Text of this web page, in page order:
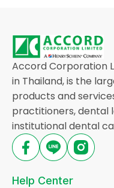
Accord Corporation
in Thailand, is the
products and
practitioners, dental
institutional dental
Help Center